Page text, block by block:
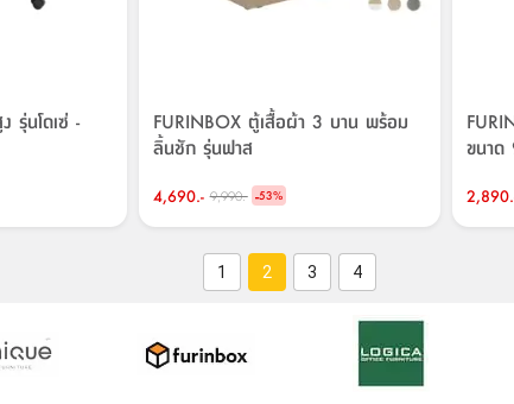
รุ่นโดเซ่ -
FURINBOX ตู้เสื้อผ้า 3 บาน พร้อม
ลิ้นชัก รุ่นฟาส
4,690.- 9,990.- -53%
ขนา
1 2 3 4